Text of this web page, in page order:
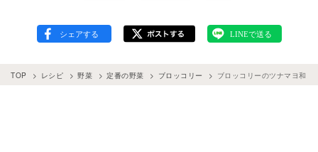
TOP レシピ 野菜 定番の野菜 ブロッコリー ブロッコリーのツナマヨ和え